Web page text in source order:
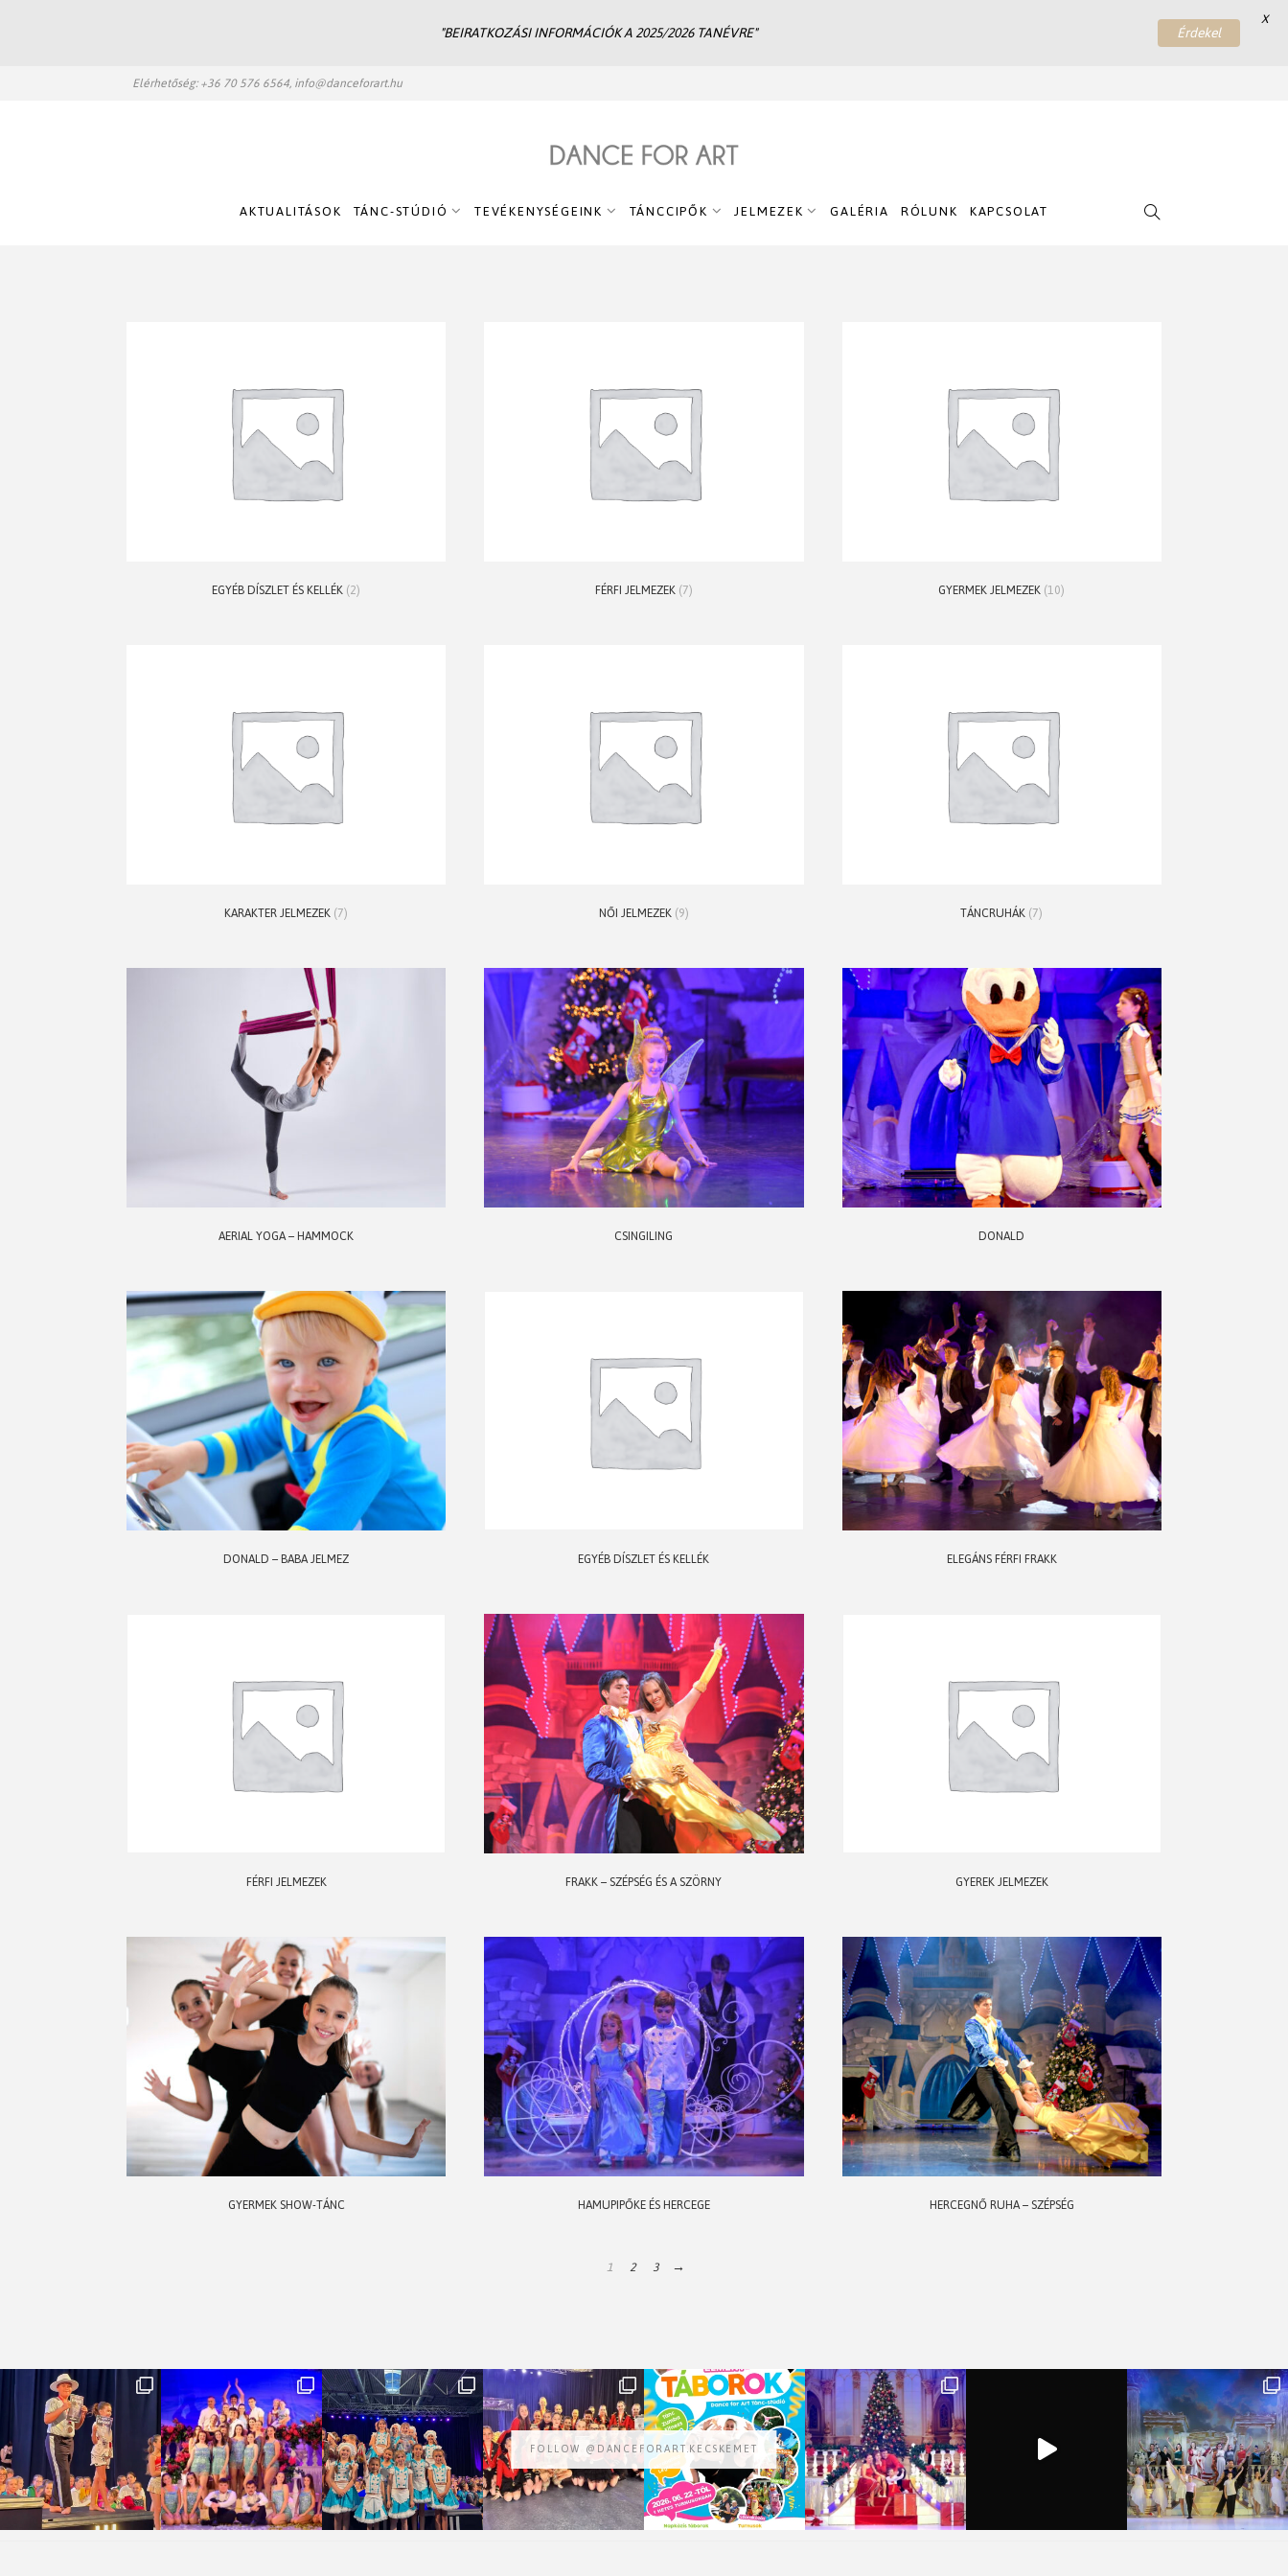
Elérhetőség: +36 70 576 6564, info@danceforart.hu
AKTUALITÁSOK TÁNC-STÚDIÓ TEVÉKENYSÉGEINK TÁNCCIPŐK JELMEZEK GALÉRIA RÓLUNK KAPCSOLAT SEARCH
EGYÉB DÍSZLET ÉS KELLÉK(2) FÉRFI JELMEZEK(7) GYERMEK JELMEZEK(10)
KARAKTER JELMEZEK(7) NŐI JELMEZEK(9) TÁNCRUHÁK(7)
AERIAL YOGA – HAMMOCK CSINGILING DONALD
DONALD – BABA JELMEZ EGYÉB DÍSZLET ÉS KELLÉK ELEGÁNS FÉRFI FRAKK
FÉRFI JELMEZEK FRAKK – SZÉPSÉG ÉS A SZÖRNY GYEREK JELMEZEK
GYERMEK SHOW-TÁNC HAMUPIPŐKE ÉS HERCEGE HERCEGNŐ RUHA – SZÉPSÉG
1 2 3 →
FOLLOW @DANCEFORART.KECSKEMET
"BEIRATKOZÁSI INFORMÁCIÓK A 2025/2026 TANÉVRE" Érdekel
X